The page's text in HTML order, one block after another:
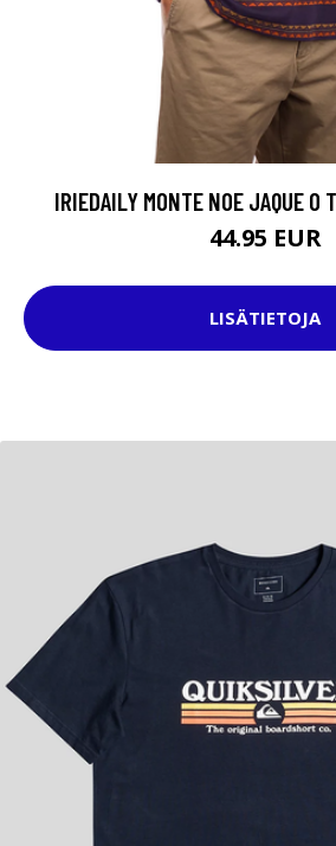
IRIEDAILY MONTE NOE JAQUE 0
44.95 EUR
LISÄTIETOJA